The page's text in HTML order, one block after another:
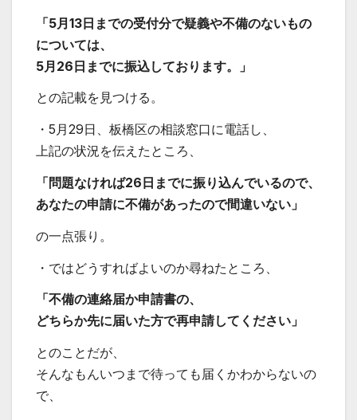
「5月13日までの受付分で疑義や不備のないもの
については、
5月26日までに振込しております。」
との記載を見つける。
・5月29日、板橋区の相談窓口に電話し、
上記の状況を伝えたところ、
「問題なければ26日までに振り込んでいるので、
あなたの申請に不備があったので間違いない」
の一点張り。
・ではどうすればよいのか尋ねたところ、
「不備の連絡届か申請書の、
どちらか先に届いた方で再申請してください」
とのことだが、
そんなもんいつまで待っても届くかわからないの
で、